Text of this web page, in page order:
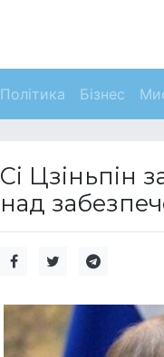
Політика Бізнес
Сі Цзіньпін
над